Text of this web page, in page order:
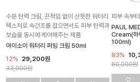
수분 탄력 크림, 끈적임 없이 산뜻한 워터리
텍스처로 속건조를 잡으면서도 피부 탄력과
보습을 동시에 케어해주는 제품
아이소이 워터리 퍼밍 크림 50ml
12% 29,200원
33,000원
피부 속부
PAUL
Cream(하
100ml)
83%
60,000원